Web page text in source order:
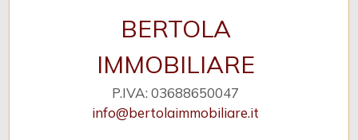
BERTOLA
IMMOBILIARE
P.IVA: 03688650047
info@bertolaimmobiliare.it